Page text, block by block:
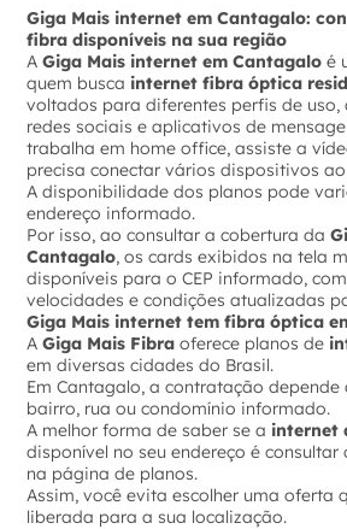
Giga Mais internet em Cantagalo:
fibra disponíveis na sua região
AGiga Mais internet em Cantagalo é
quem busca internet fibra óptica
voltados para diferentes perfis de uso,
redes sociais e aplicativos de
trabalha em home office, assiste a
precisa conectar vários dispositivos
A disponibilidade dos planos pode
endereço informado.
Por isso, ao consultar a cobertura da
Cantagalo, os cards exibidos na tela
disponíveis para o CEP informado,
velocidades e condições atualizadas
Giga Mais internet tem fibra óptica
AGiga Mais Fibra oferece planos de
em diversas cidades do Brasil.
Em Cantagalo, a contratação depende
bairro, rua ou condomínio informado.
A melhor forma de saber se a internet
disponível no seu endereço é consultar
na página de planos.
Assim, você evita escolher uma oferta
liberada para a sua localização.